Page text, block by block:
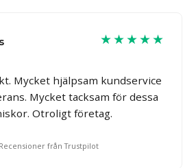
★★★★★
Mycket hjälpsam kundservice
Mycket tacksam för dessa
Otroligt företag.
från Trustpilot